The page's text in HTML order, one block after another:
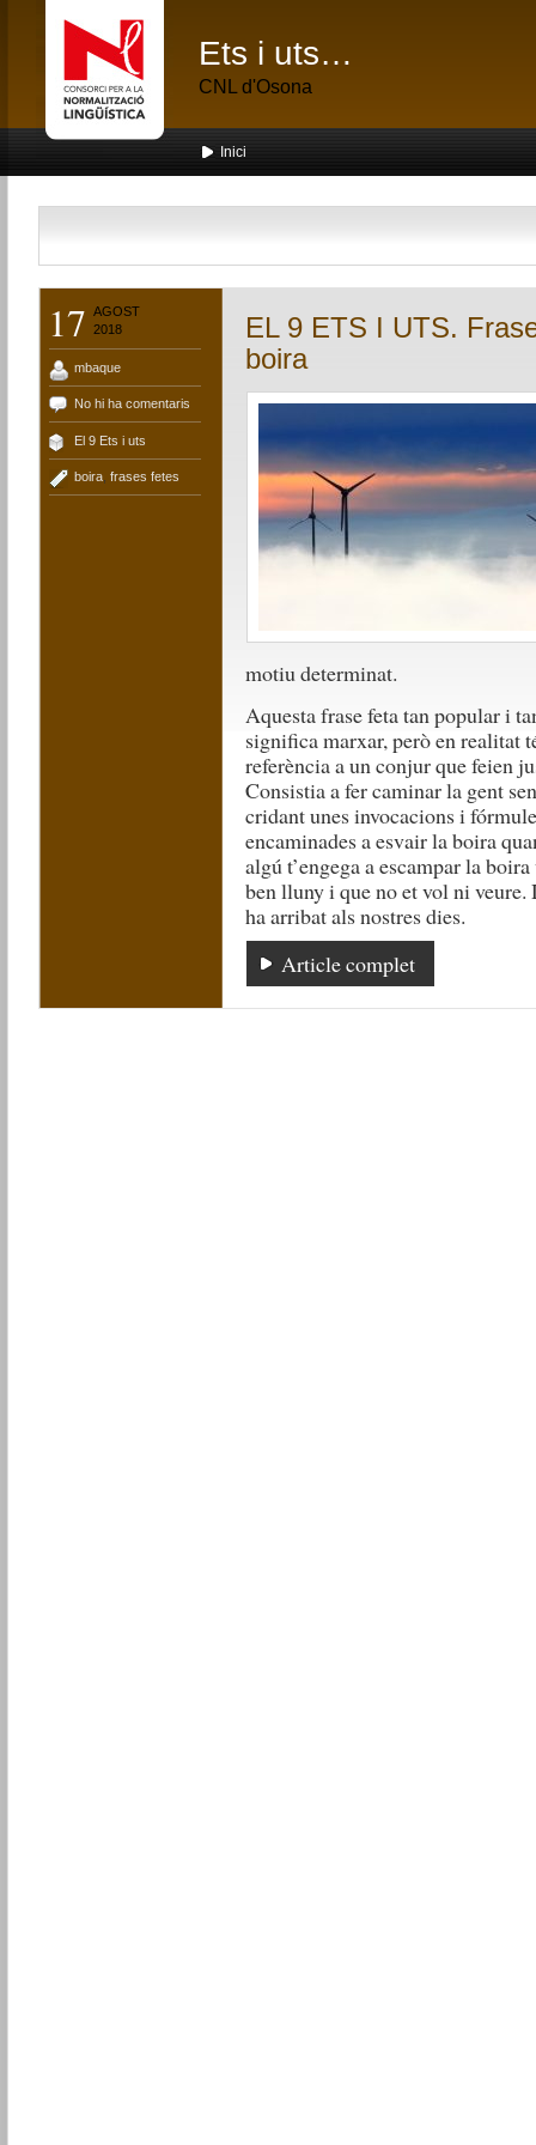
Ets i uts…
CNL d'Osona
Inici
17
AGOST
2018
mbaque
No hi ha comentaris
El 9 Ets i uts
boira ,frases fetes
EL 9 ETS I UTS.
boira
motiu determinat.
Aquesta frase feta tan popular i
significa marxar, però en realitat
referència a un conjur que feien
Consistia a fer caminar la gent
cridant unes invocacions i
encaminades a esvair la boira
algú t’engega a escampar la
ben lluny i que no et vol ni veure.
ha arribat als nostres dies.
Article complet